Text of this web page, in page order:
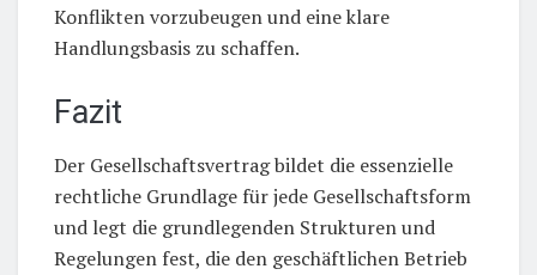
Konflikten vorzubeugen und eine klare
Handlungsbasis zu schaffen.
Fazit
Der Gesellschaftsvertrag bildet die essenzielle
rechtliche Grundlage für jede Gesellschaftsform
und legt die grundlegenden Strukturen und
Regelungen fest, die den geschäftlichen Betrieb